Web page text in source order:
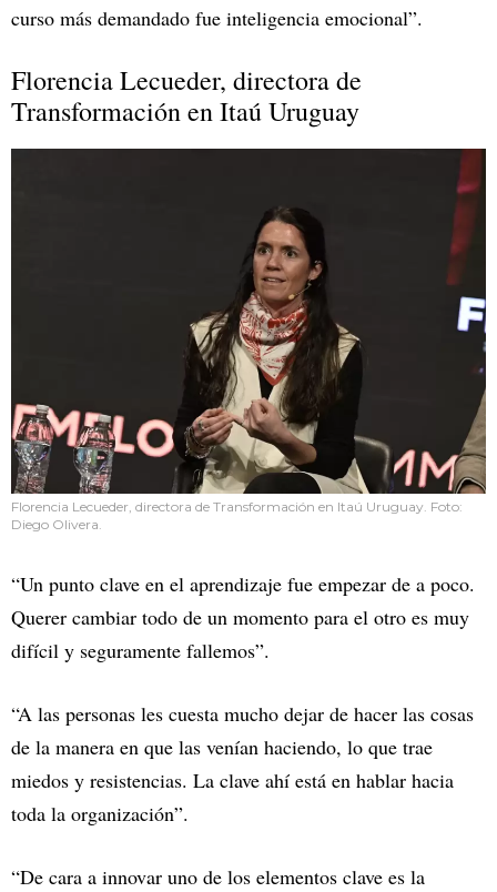
curso más demandado fue inteligencia emocional”.
Florencia Lecueder, directora de
Transformación en Itaú Uruguay
Florencia Lecueder, directora de Transformación en Itaú Uruguay. Foto:
Diego OIivera.
“Un punto clave en el aprendizaje fue empezar de a poco.
Querer cambiar todo de un momento para el otro es muy
difícil y seguramente fallemos”.
“A las personas les cuesta mucho dejar de hacer las cosas
de la manera en que las venían haciendo, lo que trae
miedos y resistencias. La clave ahí está en hablar hacia
toda la organización”.
“De cara a innovar uno de los elementos clave es la